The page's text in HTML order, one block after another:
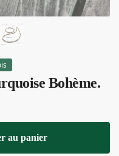
Bohème.
au panier